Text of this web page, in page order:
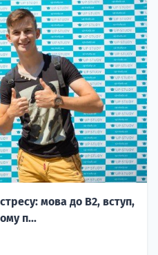
мова до B2, вступ,
п...